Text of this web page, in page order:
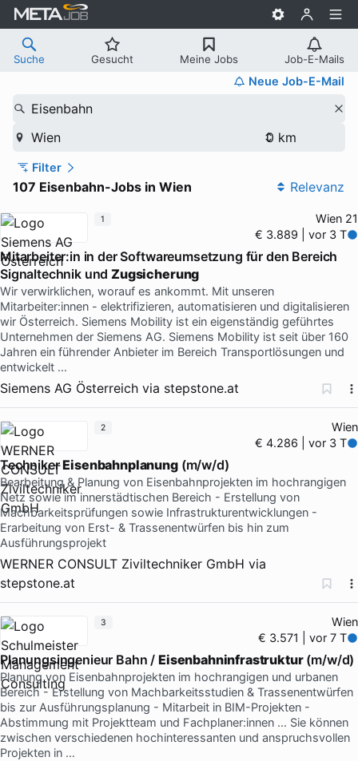
Suche Gesucht Meine Jobs Job-E-Mails
Neue Job-E-Mail
Eisenbahn
Wien
Filter
107 Eisenbahn-Jobs in Wien Relevanz
Wien 21
€ 3.889 | vor 3 T
Mitarbeiter:in in der Softwareumsetzung für den Bereich
Signaltechnik undZugsicherung
Wir verwirklichen, worauf es ankommt. Mit unseren
Mitarbeiter:innen - elektrifizieren, automatisieren und digitalisieren
wir Österreich. Siemens Mobility ist ein eigenständig geführtes
Unternehmen der Siemens AG. Siemens Mobility ist seit über 160
Jahren ein führender Anbieter im Bereich Transportlösungen und
entwickelt …
Siemens AG Österreich via stepstone.at
1
Wien
€ 4.286 | vor 3 T
TechnikerEisenbahnplanung(m/w/d)
Bearbeitung & Planung von Eisenbahnprojekten im hochrangigen
Netz sowie im innerstädtischen Bereich - Erstellung von
Machbarkeitsprüfungen sowie Infrastrukturentwicklungen -
Erarbeitung von Erst- & Trassenentwürfen bis hin zum
Ausführungsprojekt
WERNER CONSULT Ziviltechniker GmbH via
stepstone.at
2
Wien
€ 3.571 | vor 7 T
Planungsingenieur Bahn / Eisenbahninfrastruktur(m/w/d)
Planung von Eisenbahnprojekten im hochrangigen und urbanen
Bereich - Erstellung von Machbarkeitsstudien & Trassenentwürfen
bis zur Ausführungsplanung - Mitarbeit in BIM-Projekten -
Abstimmung mit Projektteam und Fachplaner:innen … Sie können
zwischen verschiedenen hochinteressanten und anspruchsvollen
Projekten in …
3